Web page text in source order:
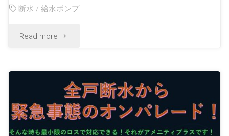
断水 /給水ポンプ
Read more